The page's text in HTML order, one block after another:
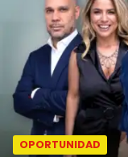
OPORTUNIDAD